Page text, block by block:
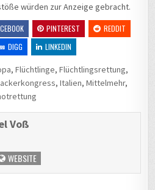
würden zur Anzeige gebracht.
PINTEREST
REDDIT
DIGG LINKEDIN
,Flüchtlinge,Flüchtlingsrettung,
,Italien,Mittelmehr,
Voß
WEBSITE